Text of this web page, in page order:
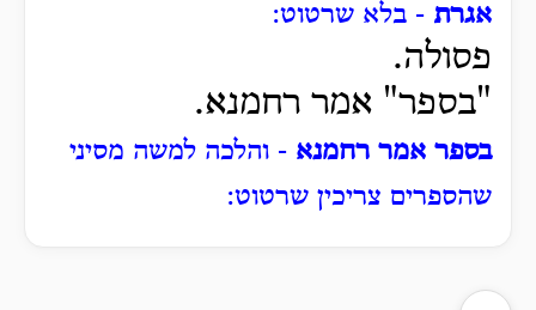
אגרת - בלא שרטוט:
פסולה.
"בספר" אמר רחמנא.
בספר אמר רחמנא - והלכה למשה מסיני
שהספרים צריכין שרטוט: